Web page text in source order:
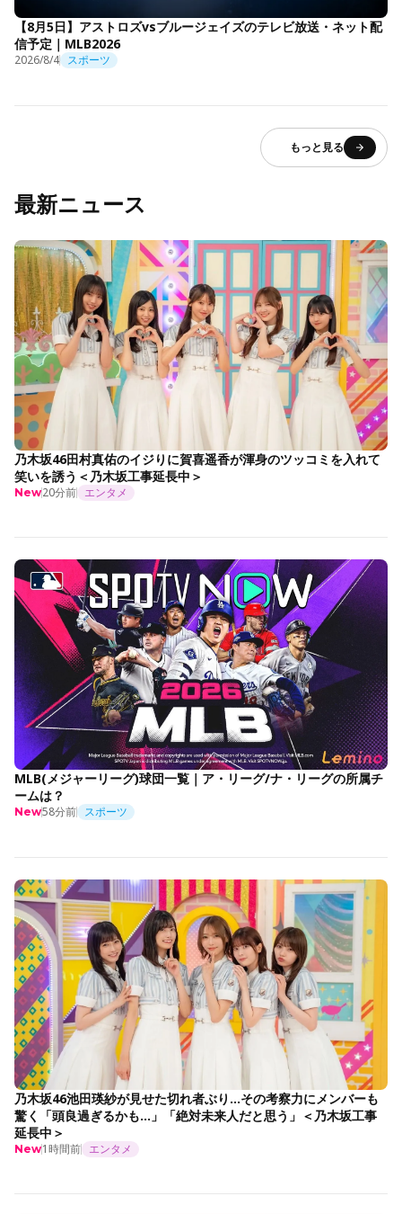
【8月5日】アストロズvsブルージェイズのテレビ放送・ネット配
信予定｜MLB2026
2026/8/4 スポーツ
もっと見る
最新ニュース
乃木坂46田村真佑のイジりに賀喜遥香が渾身のツッコミを入れて
笑いを誘う＜乃木坂工事延長中＞
New20分前 エンタメ
MLB(メジャーリーグ)球団一覧｜ア・リーグ/ナ・リーグの所属チ
ームは？
New58分前 スポーツ
乃木坂46池田瑛紗が見せた切れ者ぶり…その考察力にメンバーも
驚く「頭良過ぎるかも…」「絶対未来人だと思う」＜乃木坂工事
延長中＞
New1時間前 エンタメ